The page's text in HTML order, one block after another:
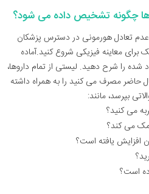
چگونه تشخیص داده می شود؟
تعادل هورمونی در دسترس پزشکان
برای معاینه فیزیکی شروع کنید.آماده
شده را شرح دهید. لیستی از تمام داروها،
حاضر مصرف می کنید را به همراه داشته
بپرسد، مانند:
می کنید؟
می کند؟
افزایش یافته است؟
است؟